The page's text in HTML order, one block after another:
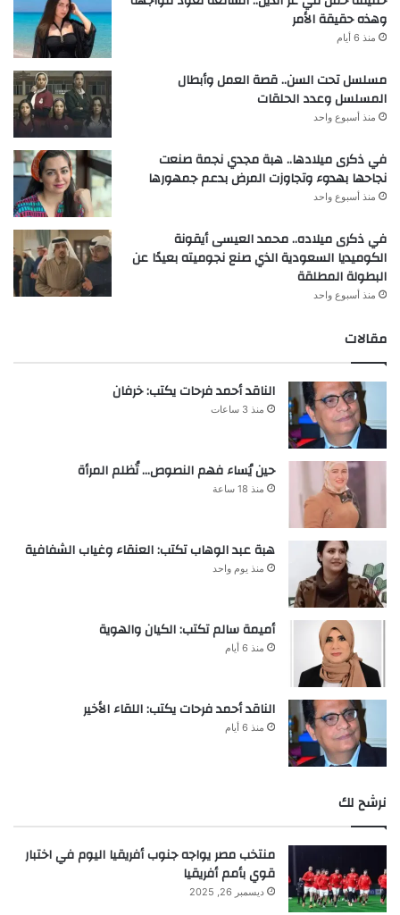
وهذه حقيقة الأمر
منذ 6 أيام
مسلسل تحت السن.. قصة العمل وأبطال
المسلسل وعدد الحلقات
منذ أسبوع واحد
في ذكرى ميلادها.. هبة مجدي نجمة صنعت
نجاحها بهدوء وتجاوزت المرض بدعم جمهورها
منذ أسبوع واحد
في ذكرى ميلاده.. محمد العيسى أيقونة
الكوميديا السعودية الذي صنع نجوميته بعيدًا عن
البطولة المطلقة
منذ أسبوع واحد
مقالات
الناقد أحمد فرحات يكتب: خرفان
منذ 3 ساعات
حين يُساء فهم النصوص… تُظلم المرأة
منذ 18 ساعة
هبة عبد الوهاب تكتب: العنقاء وغياب الشفافية
منذ يوم واحد
أميمة سالم تكتب: الكيان والهوية
منذ 6 أيام
الناقد أحمد فرحات يكتب: اللقاء الأخير
منذ 6 أيام
نرشح لك
منتخب مصر يواجه جنوب أفريقيا اليوم في اختبار
قوي بأمم أفريقيا
ديسمبر 26, 2025